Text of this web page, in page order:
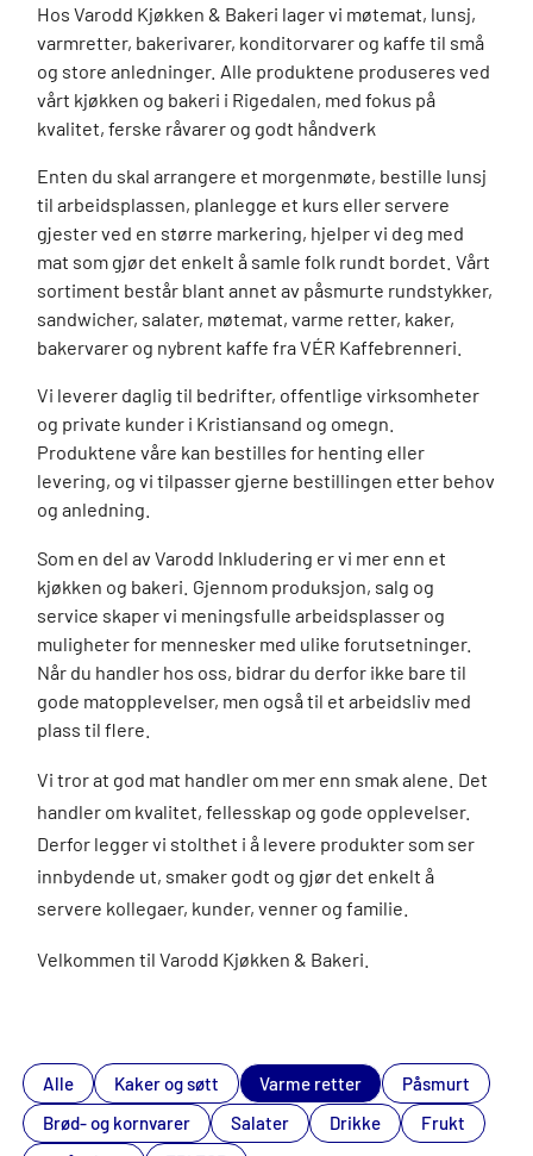
Hos Varodd Kjøkken & Bakeri lager vi møtemat, lunsj,
varmretter, bakerivarer, konditorvarer og kaffe til små
og store anledninger. Alle produktene produseres ved
vårt kjøkken og bakeri i Rigedalen, med fokus på
kvalitet, ferske råvarer og godt håndverk
Enten du skal arrangere et morgenmøte, bestille lunsj
til arbeidsplassen, planlegge et kurs eller servere
gjester ved en større markering, hjelper vi deg med
mat som gjør det enkelt å samle folk rundt bordet. Vårt
sortiment består blant annet av påsmurte rundstykker,
sandwicher, salater, møtemat, varme retter, kaker,
bakervarer og nybrent kaffe fra VÉR Kaffebrenneri.
Vi leverer daglig til bedrifter, offentlige virksomheter
og private kunder i Kristiansand og omegn.
Produktene våre kan bestilles for henting eller
levering, og vi tilpasser gjerne bestillingen etter behov
og anledning.
Som en del av Varodd Inkludering er vi mer enn et
kjøkken og bakeri. Gjennom produksjon, salg og
service skaper vi meningsfulle arbeidsplasser og
muligheter for mennesker med ulike forutsetninger.
Når du handler hos oss, bidrar du derfor ikke bare til
gode matopplevelser, men også til et arbeidsliv med
plass til flere.
Vi tror at god mat handler om mer enn smak alene. Det
handler om kvalitet, fellesskap og gode opplevelser.
Derfor legger vi stolthet i å levere produkter som ser
innbydende ut, smaker godt og gjør det enkelt å
servere kollegaer, kunder, venner og familie.
Velkommen til Varodd Kjøkken & Bakeri.
Alle Kaker og søtt Varme retter
Påsmurt
Brød- og kornvarer
Salater Drikke
Frukt